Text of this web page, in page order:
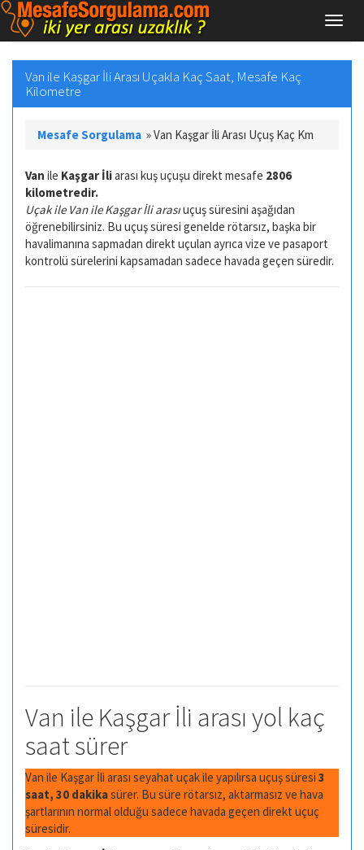
Van ile Kaşgar İli Arası Uçakla Kaç Saat, Mesafe Kaç
Kilometre
Mesafe Sorgulama »Van Kaşgar İli Arası Uçuş Kaç Km
Van ile Kaşgar İliarası kuş uçuşu direkt mesafe 2806
kilometredir.
Uçak ile Van ile Kaşgar İli arasıuçuş süresini aşağıdan
öğrenebilirsiniz. Bu uçuş süresi genelde rötarsız, başka bir
havalimanına sapmadan direkt uçulan ayrıca vize ve pasaport
kontrolü sürelerini kapsamadan sadece havada geçen süredir.
Van ile Kaşgar İli arası yol kaç
saat sürer
Van ile Kaşgar İli arası seyahat uçak ile yapılırsa uçuş süresi 3
saat, 30 dakikasürer. Bu süre rötarsız, aktarmasız ve hava
şartlarının normal olduğu sadece havada geçen direkt uçuç
süresidir.